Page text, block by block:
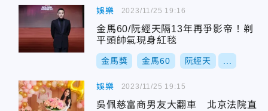
娛樂
金馬60/阮經天隔13年再爭影帝！剃
平頭帥氣現身紅毯
金馬獎 金馬60 阮經天
2023/11/25 19:16
娛樂
吳佩慈富商男友大翻車 北京法院直
2023/11/25 19:15